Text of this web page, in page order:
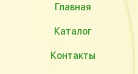
Главная
Каталог
Контакты